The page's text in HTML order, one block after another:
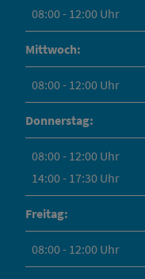
08:00 - 12:00 Uhr
Mittwoch:
08:00 - 12:00 Uhr
Donnerstag:
08:00 - 12:00 Uhr
14:00 - 17:30 Uhr
Freitag:
08:00 - 12:00 Uhr